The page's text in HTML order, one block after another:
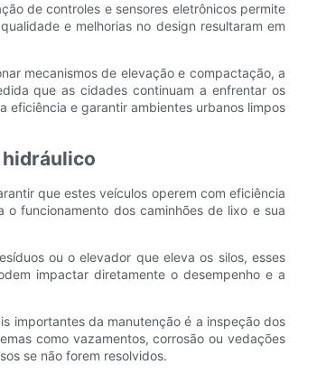
de controles e sensores eletrônicos permite
e melhorias no design resultaram em
mecanismos de elevação e compactação, a
que as cidades continuam a enfrentar os
eficiência e garantir ambientes urbanos limpos
que estes veículos operem com eficiência
o funcionamento dos caminhões de lixo e sua
ou o elevador que eleva os silos, esses
impactar diretamente o desempenho e a
importantes da manutenção é a inspeção dos
como vazamentos, corrosão ou vedações
se não forem resolvidos.